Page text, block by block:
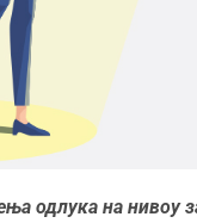
одлука на нивоу